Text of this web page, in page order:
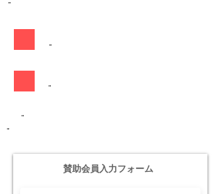
"
"
"
"
"
​賛助会員入力フォーム